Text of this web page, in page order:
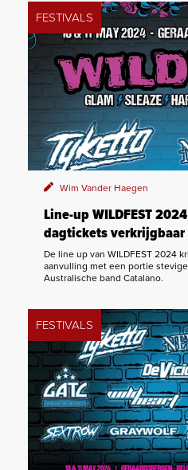
FESTIVALS
Wim Vander Haegen
Line-up WILDFEST
dagtickets verkrijgbaar
De line up van WILDFEST 2024
aanvulling met een portie
Australische band Catalano.
FESTIVALS